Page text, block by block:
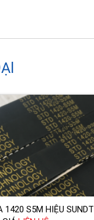
1420 S5M HIỆU SUNDT